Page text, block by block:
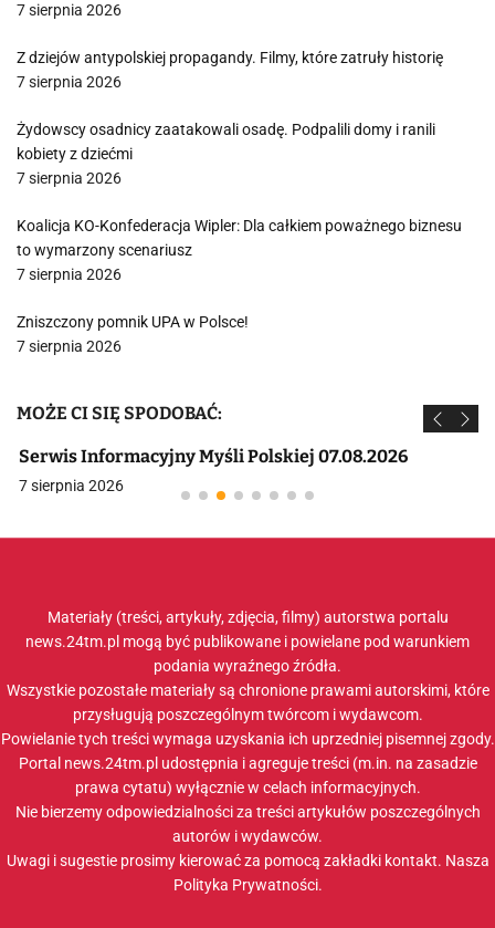
7 sierpnia 2026
Z dziejów antypolskiej propagandy. Filmy, które zatruły historię
7 sierpnia 2026
Żydowscy osadnicy zaatakowali osadę. Podpalili domy i ranili
kobiety z dziećmi
7 sierpnia 2026
Koalicja KO-Konfederacja Wipler: Dla całkiem poważnego biznesu
to wymarzony scenariusz
7 sierpnia 2026
Zniszczony pomnik UPA w Polsce!
7 sierpnia 2026
MOŻE CI SIĘ SPODOBAĆ:
Serwis Informacyjny Myśli Polskiej 07.08.2026
7 sierpnia 2026
Materiały (treści, artykuły, zdjęcia, filmy) autorstwa portalu
news.24tm.pl mogą być publikowane i powielane pod warunkiem
podania wyraźnego źródła.
Wszystkie pozostałe materiały są chronione prawami autorskimi, które
przysługują poszczególnym twórcom i wydawcom.
Powielanie tych treści wymaga uzyskania ich uprzedniej pisemnej zgody.
Portal news.24tm.pl udostępnia i agreguje treści (m.in. na zasadzie
prawa cytatu) wyłącznie w celach informacyjnych.
Nie bierzemy odpowiedzialności za treści artykułów poszczególnych
autorów i wydawców.
Uwagi i sugestie prosimy kierować za pomocą zakładki kontakt. Nasza
Polityka Prywatności.